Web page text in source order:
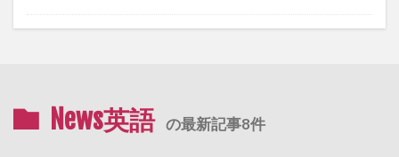
News英語 の最新記事8件